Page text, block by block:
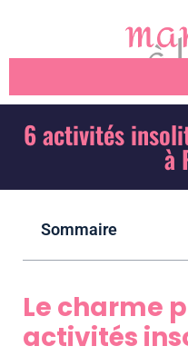
6 activités
à
Sommaire
Le charme
activités